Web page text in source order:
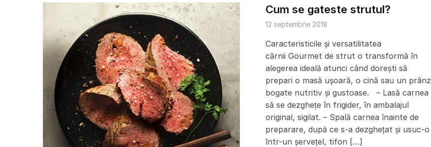
Cum se gateste strutul?
12 septembrie 2018
Caracteristicile şi versatilitatea
cărnii Gourmet de strut o transformă în
alegerea ideală atunci când doreşti să
prepari o masă uşoară, o cină sau un prânz
bogate nutritiv şi gustoase. – Lasă carnea
să se dezgheţe în frigider, în ambalajul
original, sigilat. – Spală carnea înainte de
preparare, după ce s-a dezgheţat şi usuc-o
într-un şerveţel, tifon […]